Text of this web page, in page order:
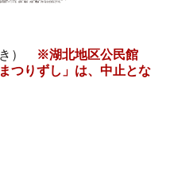
き）
※湖北地区公民館
つりずし」は、中止とな